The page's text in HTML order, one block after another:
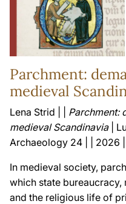
Parchment:
medieval
Lena Strid | | Parchment:
medieval Scandinavia|
Archaeology 24 | | 2026 |
In medieval society,
which state bureaucracy,
and the religious life of